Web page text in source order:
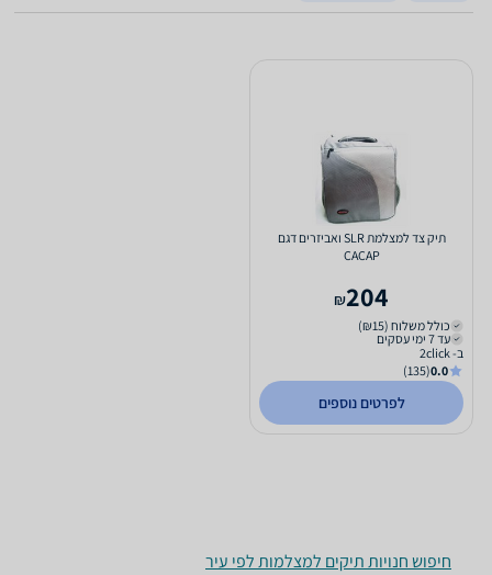
תיק צד למצלמת SLR ואביזרים דגם
CACAP
204
₪
כולל משלוח (₪15)
עד 7 ימי עסקים
ב- 2click
0.0
(135)
לפרטים נוספים
חיפוש חנויות תיקים למצלמות לפי עיר